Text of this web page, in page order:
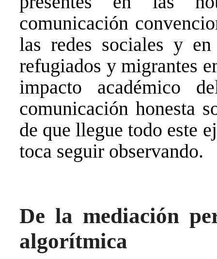
comunicación
las redes sociales y
refugiados y migrantes
impacto académico
comunicación honesta
de que llegue todo este
toca seguir observando.
De la mediación
algorítmica